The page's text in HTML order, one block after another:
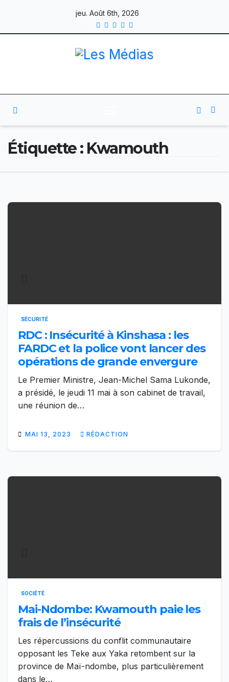
jeu. Août 6th, 2026
Étiquette : Kwamouth
SÉCURITÉ
RDC : Insécurité à Kinshasa : les
FARDC et la police vont lancer des
opérations de grande envergure
Le Premier Ministre, Jean-Michel Sama Lukonde,
a présidé, le jeudi 11 mai à son cabinet de travail,
une réunion de…
MAI 13, 2023 RÉDACTION
SOCIÉTÉ
Mai-Ndombe: Kwamouth paie les
frais de l’insécurité
Les répercussions du conflit communautaire
opposant les Teke aux Yaka retombent sur la
province de Maï-ndombe, plus particulièrement
dans le…